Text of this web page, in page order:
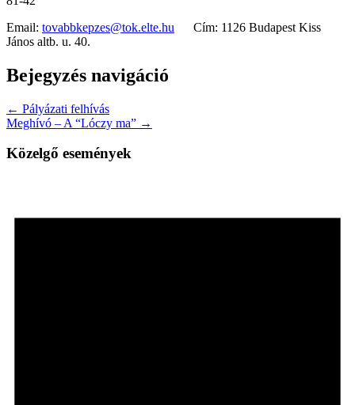
Email: tovabbkepzes@tok.elte.hu Cím: 1126 Budapest Kiss
János altb. u. 40.
Bejegyzés navigáció
← Pályázati felhívás
Meghívó – A “Lóczy ma” →
Közelgő események